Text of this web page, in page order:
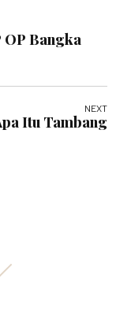
OP Bangka
NEXT
Itu Tambang